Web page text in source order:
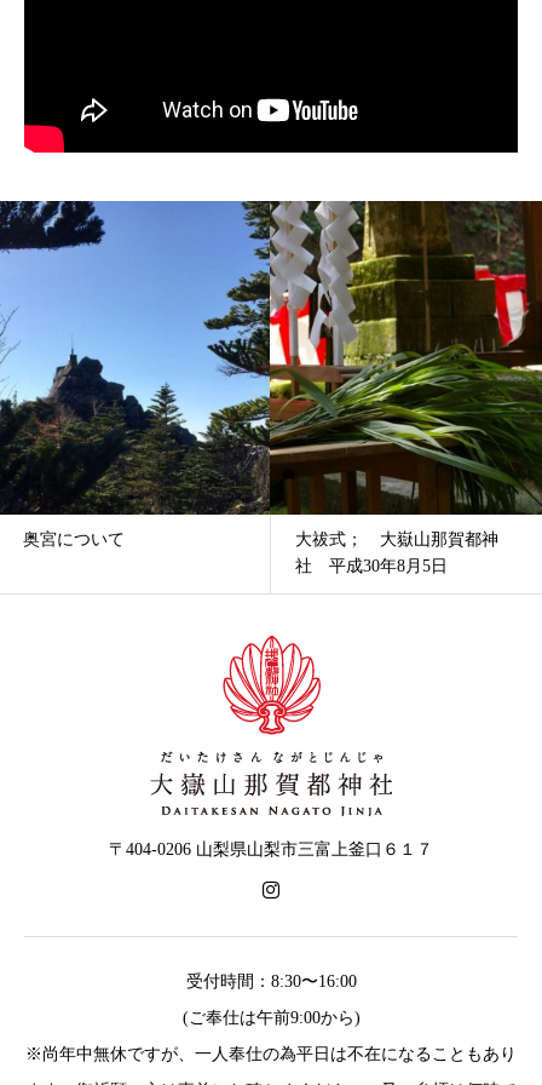
大祓式； 大嶽山那賀都神
紅葉薪祭； 大嶽山那賀都神
社 平成29年11月...
〒404-0206 山梨県山梨市三富上釜口６１７
受付時間：8:30〜16:00
(ご奉仕は午前9:00から)
※尚年中無休ですが、一人奉仕の為平日は不在になることもあり